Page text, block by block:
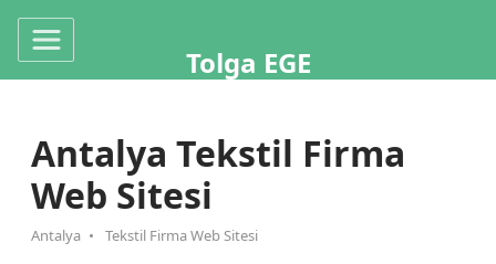
Tolga EGE
Antalya Tekstil Firma
Web Sitesi
Antalya Tekstil Firma Web Sitesi